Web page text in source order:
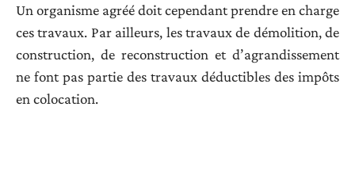
Un organisme agréé doit cependant prendre en charge
ces travaux. Par ailleurs, les travaux de démolition, de
construction, de reconstruction et d’agrandissement
ne font pas partie des travaux déductibles des impôts
en colocation.